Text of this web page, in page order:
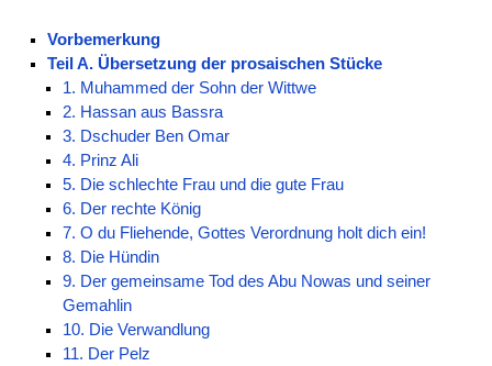
Vorbemerkung
Teil A. Übersetzung der prosaischen Stücke
1. Muhammed der Sohn der Wittwe
2. Hassan aus Bassra
3. Dschuder Ben Omar
4. Prinz Ali
5. Die schlechte Frau und die gute Frau
6. Der rechte König
7. O du Fliehende, Gottes Verordnung holt dich ein!
8. Die Hündin
9. Der gemeinsame Tod des Abu Nowas und seiner
Gemahlin
10. Die Verwandlung
11. Der Pelz